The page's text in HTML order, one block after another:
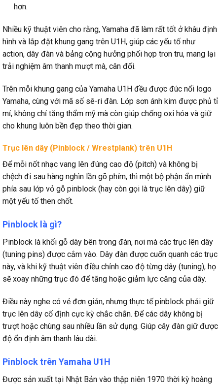
hơn.
Nhiều kỹ thuật viên cho rằng, Yamaha đã làm rất tốt ở khâu định
hình và lắp đặt khung gang trên U1H, giúp các yếu tố như
action, dây đàn và bảng cộng hưởng phối hợp trơn tru, mang lại
trải nghiệm âm thanh mượt mà, cân đối.
Trên mỗi khung gang của Yamaha U1H đều được đúc nổi logo
Yamaha, cùng với mã số sê-ri đàn. Lớp sơn ánh kim được phủ tỉ
mỉ, không chỉ tăng thẩm mỹ mà còn giúp chống oxi hóa và giữ
cho khung luôn bền đẹp theo thời gian.
Trục lên dây (Pinblock / Wrestplank) trên U1H
Để mỗi nốt nhạc vang lên đúng cao độ (pitch) và không bị
chệch đi sau hàng nghìn lần gõ phím, thì một bộ phận ẩn mình
phía sau lớp vỏ gỗ pinblock (hay còn gọi là trục lên dây) giữ
một yếu tố then chốt.
Pinblock là gì?
Pinblock là khối gỗ dày bên trong đàn, nơi mà các trục lên dây
(tuning pins) được cắm vào. Dây đàn được cuốn quanh các trục
này, và khi kỹ thuật viên điều chỉnh cao độ từng dây (tuning), họ
sẽ xoay những trục đó để tăng hoặc giảm lực căng của dây.
Điều này nghe có vẻ đơn giản, nhưng thực tế pinblock phải giữ
trục lên dây cố định cực kỳ chắc chắn. Để các dây không bị
trượt hoặc chùng sau nhiều lần sử dụng. Giúp cây đàn giữ được
độ ổn định âm thanh lâu dài.
Pinblock trên Yamaha U1H
Được sản xuất tại Nhật Bản vào thập niên 1970 thời kỳ hoàng